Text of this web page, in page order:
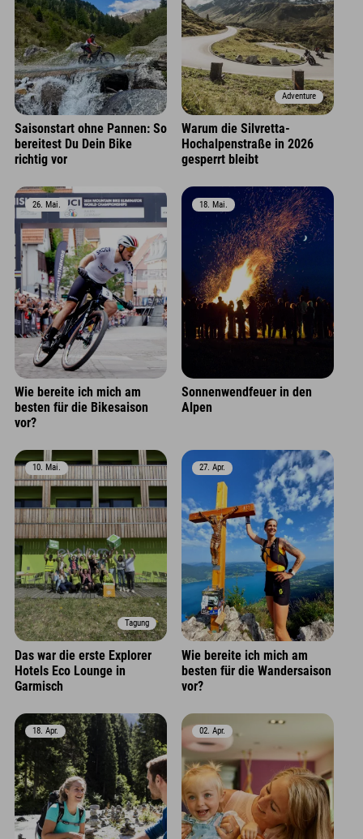
Saisonstart ohne Pannen: So
bereitest Du Dein Bike
richtig vor
Adventure
Warum die Silvretta-
Hochalpenstraße in 2026
gesperrt bleibt
26. Mai.
Wie bereite ich mich am
besten für die Bikesaison
vor?
18. Mai.
Sonnenwendfeuer in den
Alpen
Tagung
10. Mai.
Das war die erste Explorer
Hotels Eco Lounge in
Garmisch
27. Apr.
Wie bereite ich mich am
besten für die Wandersaison
vor?
18. Apr. 02. Apr.